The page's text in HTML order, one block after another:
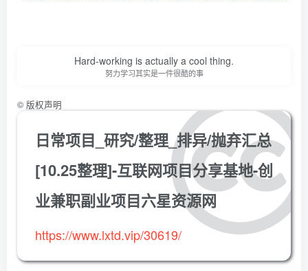
Hard-working is actually a cool thing.
努力学习其实是一件很酷的事
© 版权声明
日常项目_研究/整理_排异/抛弃汇总
[10.25整理]-互联网项目分享基地-创
业兼职副业项目六星资源网
https://www.lxtd.vip/30619/